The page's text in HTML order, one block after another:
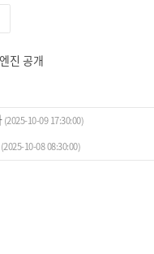
진 공개
(2025-10-09 17:30:00)
(2025-10-08 08:30:00)